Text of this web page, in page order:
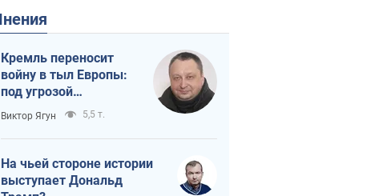
Мнения
Кремль переносит
войну в тыл Европы:
под угрозой
критическая
логистика
Виктор Ягун 5,5 т.
На чьей стороне истории
выступает Дональд